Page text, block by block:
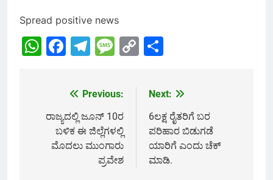
Spread positive news
WhatsApp
Facebook
Telegram
Message
Copy
navigation
Previous:
ರಾಜ್ಯದಲ್ಲಿ ಜೂನ್ 10ರ
ಬಳಿಕ ಈ ಜಿಲ್ಲೆಗಳಲ್ಲಿ
ಮೊದಲು ಮುಂಗಾರು
ಪ್ರವೇಶ
Next:
6ಲಕ್ಷ ರೈತರಿಗೆ ಬರ
ಪರಿಹಾರ ಬಿಡುಗಡೆ
ಯಾರಿಗೆ ಎಂದು ಚೆಕ್
ಮಾಡಿ.